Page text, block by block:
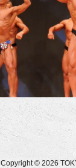
Copyright © 2026